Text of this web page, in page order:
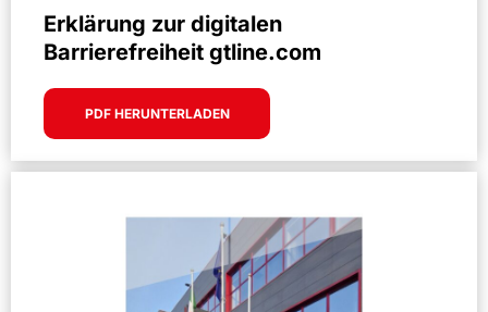
Erklärung zur digitalen
Barrierefreiheit gtline.com
PDF HERUNTERLADEN